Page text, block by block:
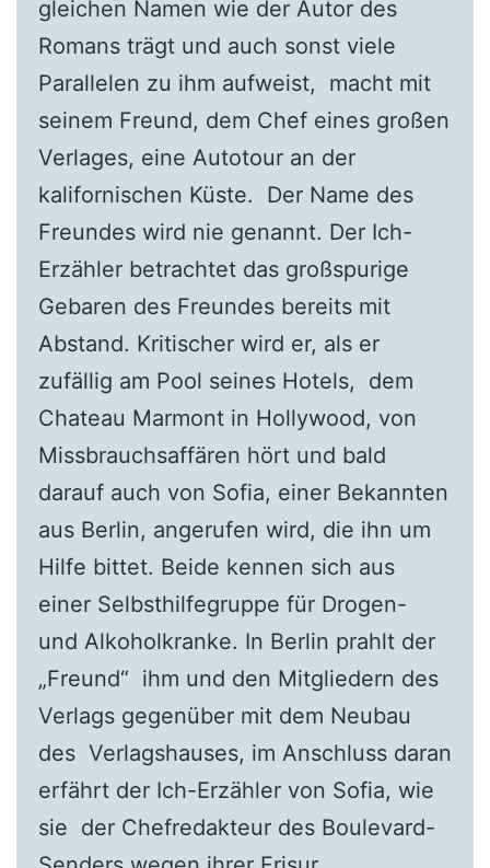
gleichen Namen wie der Autor des
Romans trägt und auch sonst viele
Parallelen zu ihm aufweist, macht mit
seinem Freund, dem Chef eines großen
Verlages, eine Autotour an der
kalifornischen Küste. Der Name des
Freundes wird nie genannt. Der Ich-
Erzähler betrachtet das großspurige
Gebaren des Freundes bereits mit
Abstand. Kritischer wird er, als er
zufällig am Pool seines Hotels, dem
Chateau Marmont in Hollywood, von
Missbrauchsaffären hört und bald
darauf auch von Sofia, einer Bekannten
aus Berlin, angerufen wird, die ihn um
Hilfe bittet. Beide kennen sich aus
einer Selbsthilfegruppe für Drogen-
und Alkoholkranke. In Berlin prahlt der
„Freund“ ihm und den Mitgliedern des
Verlags gegenüber mit dem Neubau
des Verlagshauses, im Anschluss daran
erfährt der Ich-Erzähler von Sofia, wie
sie der Chefredakteur des Boulevard-